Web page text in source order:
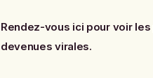
Rendez-vous ici pour voir
devenues virales.